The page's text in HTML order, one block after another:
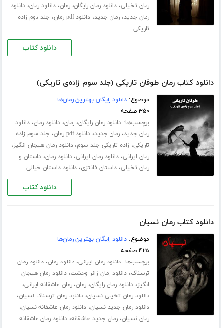
رمان تخیلی،دانلود رمان رایگان،رمان،دانلود رمان،دانلود
رمان جدید،رمان جدید،دانلود pdf رمان ، جلد دوم زاده
تاریکی
دانلود کتاب
دانلود کتاب رمان طوفان تاریکی (جلد سوم زاده‌ی تاریکی)
موضوع:دانلود رایگان بهترین رمان‌ها
۳۵۰ صفحه
برچسب‌ها:دانلود رمان رایگان،رمان،دانلود رمان،دانلود
رمان جدید،رمان جدید،دانلود pdf رمان ، جلد سوم زاده
تاریکی، زاده تاریکی جلد سوم،دانلود رمان هیجان انگیز،
رمان ایرانی،دانلود رمان ایرانی،دانلود رمان،داستان و
رمان تخیلی،داستان فانتزی،دانلود داستان خیالی
دانلود کتاب
دانلود کتاب رمان نسیان
موضوع:دانلود رایگان بهترین رمان‌ها
۴۲۵ صفحه
برچسب‌ها:دانلود رمان ایرانی،دانلود رمان،دانلود رمان
ترسناک،دانلود رمان ژانر وحشت،دانلود رمان هیجان
انگیز،دانلود رمان رایگان،رمان،رمان عاشقانه ایرانی،
دانلود رمان تخیلی نسیان،دانلود رمان ترسناک نسیان،
دانلود رمان جدید نسیان،دانلود رمان عاشفانه نسیان،
رمان نسیان،رمان جدید عاشقانه،دانلود رمان عاشقانه